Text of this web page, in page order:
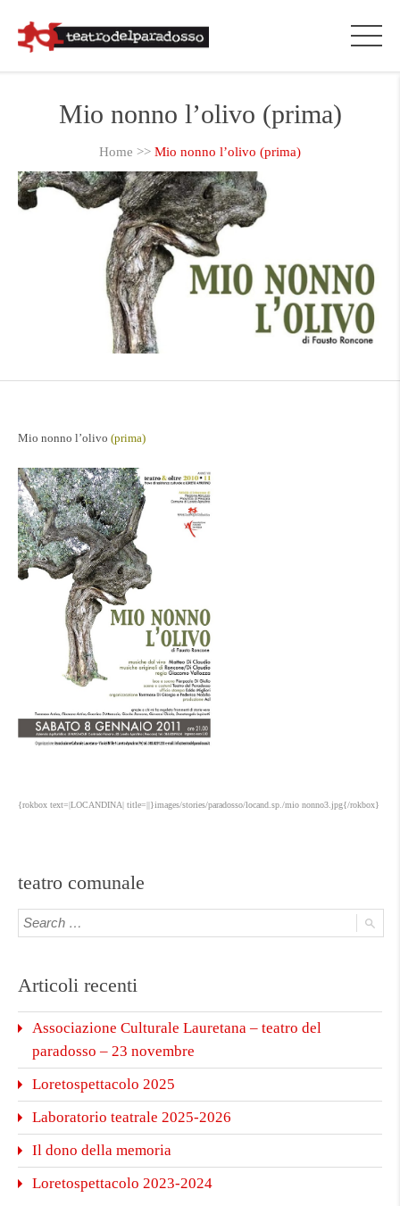
Mio nonno l’olivo (prima)
Home >> Mio nonno l’olivo (prima)
Mio nonno l’olivo (prima)
{rokbox text=|LOCANDINA| title=||}images/stories/paradosso/locand.sp./mio nonno3.jpg{/rokbox}
teatro comunale
Articoli recenti
Associazione Culturale Lauretana – teatro del
paradosso – 23 novembre
Loretospettacolo 2025
Laboratorio teatrale 2025-2026
Il dono della memoria
Loretospettacolo 2023-2024